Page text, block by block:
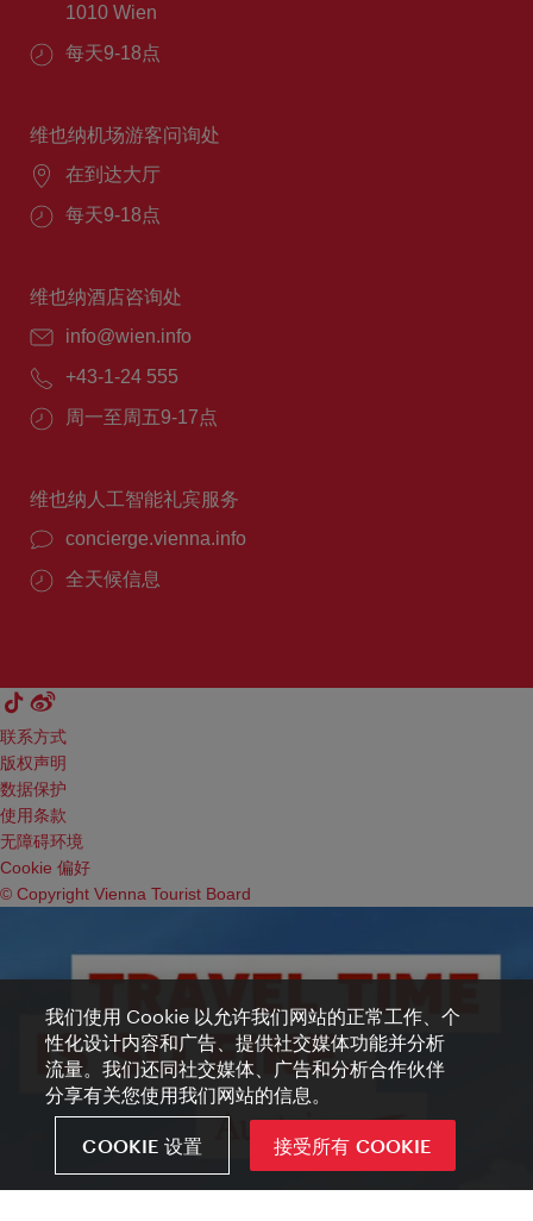
1010 Wien
每天9-18点
维也纳机场游客问询处
在到达大厅
每天9-18点
维也纳酒店咨询处
info@wien.info
+43-1-24 555
周一至周五9-17点
维也纳人工智能礼宾服务
concierge.vienna.info
全天候信息
联系方式
版权声明
数据保护
使用条款
无障碍环境
Cookie 偏好
© Copyright Vienna Tourist Board
我们使用 Cookie 以允许我们网站的正常工作、个
性化设计内容和广告、提供社交媒体功能并分析
流量。我们还同社交媒体、广告和分析合作伙伴
分享有关您使用我们网站的信息。
COOKIE 设置 接受所有 COOKIE